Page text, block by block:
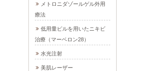
メトロニダゾールゲル外用
療法
低用量ピルを用いたニキビ
治療（マーベロン28）
水光注射
美肌レーザー